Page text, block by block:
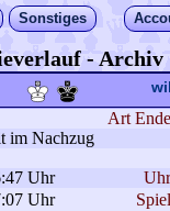
Sonstiges
- Archiv
Art
im Nachzug
Uhr
Uhr